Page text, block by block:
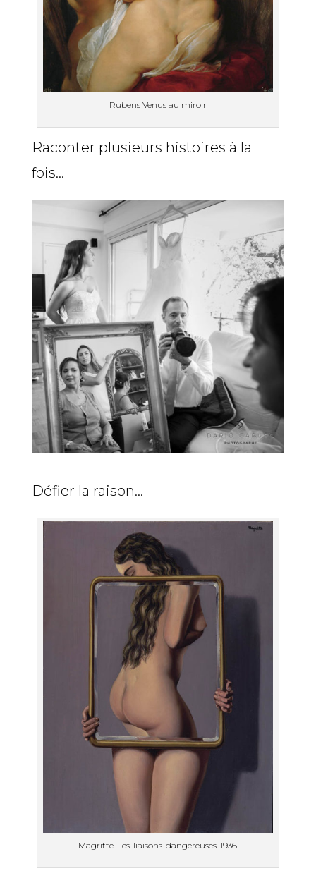
Rubens Venus au miroir
Raconter plusieurs histoires à la
fois…
Défier la raison…
Magritte-Les-liaisons-dangereuses-1936